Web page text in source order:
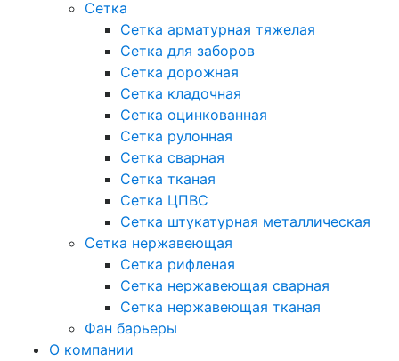
Сетка
Сетка арматурная тяжелая
Сетка для заборов
Сетка дорожная
Сетка кладочная
Сетка оцинкованная
Сетка рулонная
Сетка сварная
Сетка тканая
Сетка ЦПВС
Сетка штукатурная металлическая
Сетка нержавеющая
Сетка рифленая
Сетка нержавеющая сварная
Сетка нержавеющая тканая
Фан барьеры
О компании